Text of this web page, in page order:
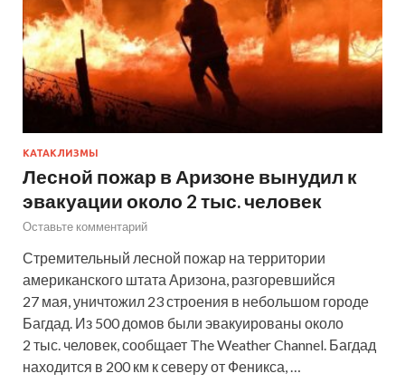
КАТАКЛИЗМЫ
Лесной пожар в Аризоне вынудил к
эвакуации около 2 тыс. человек
Оставьте комментарий
Стремительный лесной пожар на территории
американского штата Аризона, разгоревшийся
27 мая, уничтожил 23 строения в небольшом городе
Багдад. Из 500 домов были эвакуированы около
2 тыс. человек, сообщает The Weather Channel. Багдад
находится в 200 км к северу от Феникса, …